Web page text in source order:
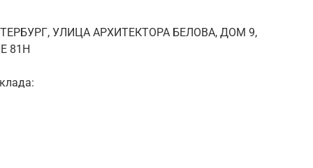
УЛИЦА АРХИТЕКТОРА БЕЛОВА, ДОМ 9,
81Н